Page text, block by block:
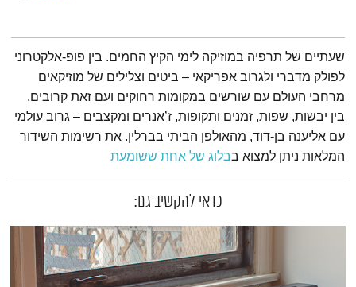
תמצית הפודקאסט
שעתיים של תרפיה במוזיקה לימי הקיץ החמים. בין פופ-אלקטרוני
לפולק מדברי ולגרוב אפריקאי – ביטים וצלילים של מוזיקאים
מרחבי העולם עם שורשים במקומות רחוקים ועם זאת קרובים.
בין יבשות, שפות, זמנים ותקופות, ז’אנרים ומקצבים – גרוב עולמי
עם אליענה בן-דוד, מהאולפן הביתי בברלין. את רשימות השידור
המלאות ניתן למצוא בבלוג של אחת ששומעת
כדאי להקשיב גם: